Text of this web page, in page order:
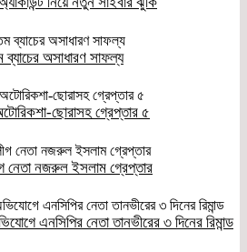
অসাধারণ সাফল্য
ছোরাসহ গ্রেপ্তার ৫
নেতা নজরুল ইসলাম গ্রেপ্তার
এনসিপির নেতা তানভীরের ৩ দিনের রিমান্ড